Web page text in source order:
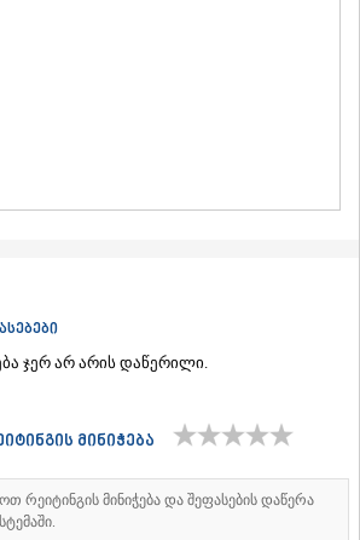
ჯერ არ არის დაწერილი.
მინიჭება
რეიტინგის მინიჭება და შეფასების დაწერა